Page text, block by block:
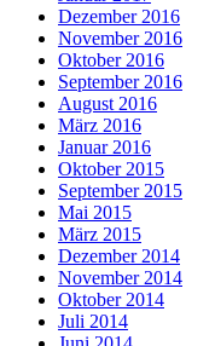
Dezember 2016
November 2016
Oktober 2016
September 2016
August 2016
März 2016
Januar 2016
Oktober 2015
September 2015
Mai 2015
März 2015
Dezember 2014
November 2014
Oktober 2014
Juli 2014